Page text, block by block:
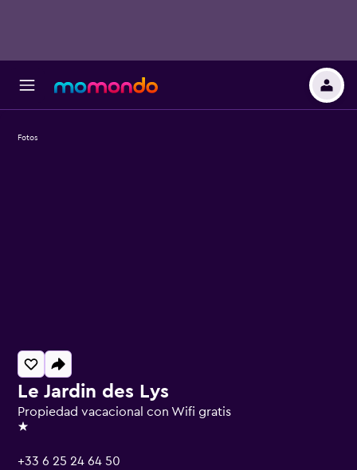
Le Jardin des Lys
Propiedad vacacional con Wifi gratis
1 estrella
+33 6 25 24 64 50
Fotos